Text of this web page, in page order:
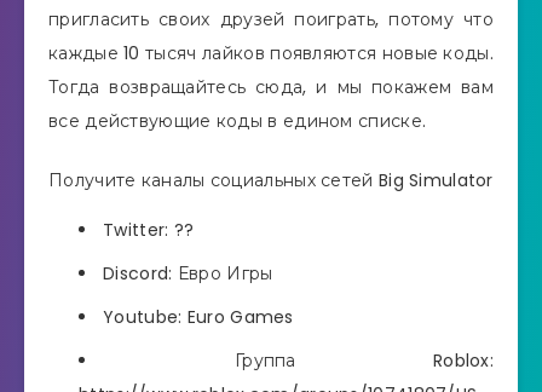
пригласить своих друзей поиграть, потому что
каждые 10 тысяч лайков появляются новые коды.
Тогда возвращайтесь сюда, и мы покажем вам
все действующие коды в едином списке.
Получите каналы социальных сетей Big Simulator
Twitter: ??
Discord: Евро Игры
Youtube: Euro Games
Группа Roblox: